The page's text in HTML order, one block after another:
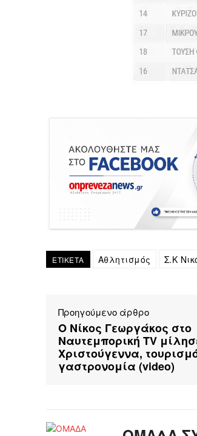
ΕΤΙΚΕΤΑ Αθλητισμός Σ.Κ
Προηγούμενο άρθρο
Ο Νίκος Γεωργάκος στο
Ναυτεμπορική TV
Χριστούγεννα,
γαστρονομία (video)